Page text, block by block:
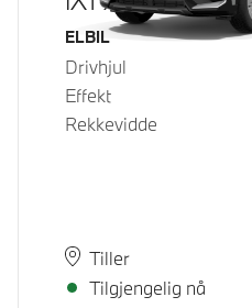
Drivstoff
ELBIL
Drivhjul
Effekt
Rekkevidde
PlassTiller
Leveringstid
Tilgjengelig nå